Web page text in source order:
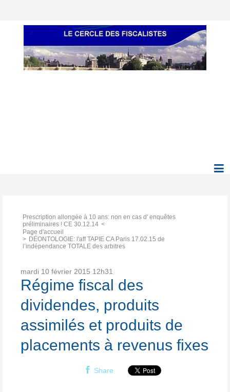
Prescription allongée à 10 ans: non en cas d' enquêtes
préliminaires ! CE 30.12.14
Page d'accueil
DÉONTOLOGIE: l'aff TAPIE CA Paris 17.02.15 de
l’indépendance TOTALE des arbitres
mardi 10 février 2015 12h31
Régime fiscal des
dividendes, produits
assimilés et produits de
placements à revenus fixes
Share